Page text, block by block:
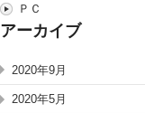
ＰＣ
アーカイブ
2020年9月
2020年5月